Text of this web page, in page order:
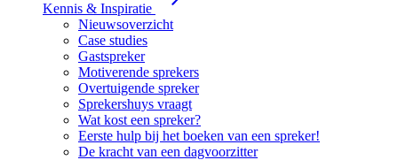
Kennis & Inspiratie
Nieuwsoverzicht
Case studies
Gastspreker
Motiverende sprekers
Overtuigende spreker
Sprekershuys vraagt
Wat kost een spreker?
Eerste hulp bij het boeken van een spreker!
De kracht van een dagvoorzitter